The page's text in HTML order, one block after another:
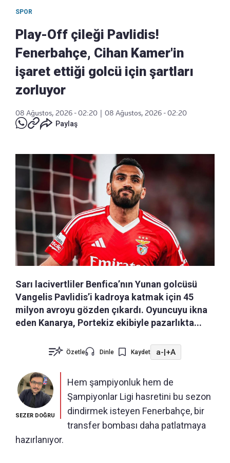
SPOR
Play-Off çileği Pavlidis!
Fenerbahçe, Cihan Kamer'in
işaret ettiği golcü için şartları
zorluyor
08 Ağustos, 2026 - 02:20
08 Ağustos, 2026 - 02:20
Paylaş
Sarı lacivertliler Benfica’nın Yunan golcüsü
Vangelis Pavlidis’i kadroya katmak için 45
milyon avroyu gözden çıkardı. Oyuncuyu ikna
eden Kanarya, Portekiz ekibiyle pazarlıkta...
Özetle Dinle Kaydet a-|+A
SEZER DOĞRU
Hem şampiyonluk hem de
Şampiyonlar Ligi hasretini bu sezon
dindirmek isteyen Fenerbahçe, bir
transfer bombası daha patlatmaya
hazırlanıyor.